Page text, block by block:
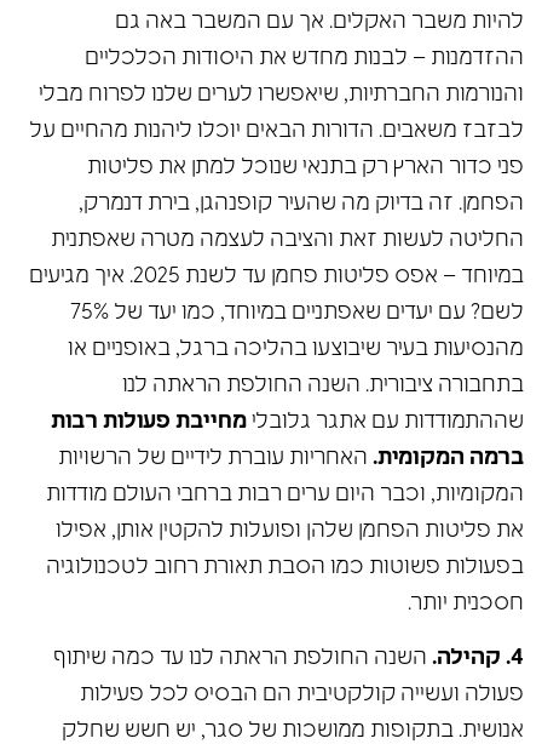
להיות משבר האקלים. אך עם המשבר באה גם
ההזדמנות – לבנות מחדש את היסודות הכלכליים
והנורמות החברתיות, שיאפשרו לערים שלנו לפרוח מבלי
לבזבז משאבים. הדורות הבאים יוכלו ליהנות מהחיים על
פני כדור הארץ רק בתנאי שנוכל למתן את פליטות
הפחמן. זה בדיוק מה שהעיר קופנהגן, בירת דנמרק,
החליטה לעשות זאת והציבה לעצמה מטרה שאפתנית
במיוחד – אפס פליטות פחמן עד לשנת 2025. איך מגיעים
לשם? עם יעדים שאפתניים במיוחד, כמו יעד של 75%
מהנסיעות בעיר שיבוצעו בהליכה ברגל, באופניים או
בתחבורה ציבורית. השנה החולפת הראתה לנו
שההתמודדות עם אתגר גלובלי מחייבת פעולות רבות
ברמה המקומית. האחריות עוברת לידיים של הרשויות
המקומיות, וכבר היום ערים רבות ברחבי העולם מודדות
את פליטות הפחמן שלהן ופועלות להקטין אותן, אפילו
בפעולות פשוטות כמו הסבת תאורת רחוב לטכנולוגיה
חסכנית יותר.
4. קהילה.
השנה החולפת הראתה לנו עד כמה שיתוף
פעולה ועשייה קולקטיבית הם הבסיס לכל פעילות
אנושית. בתקופות ממושכות של סגר, יש חשש שחלק